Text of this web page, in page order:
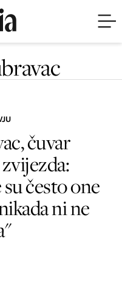
čuvar
često one
ni ne